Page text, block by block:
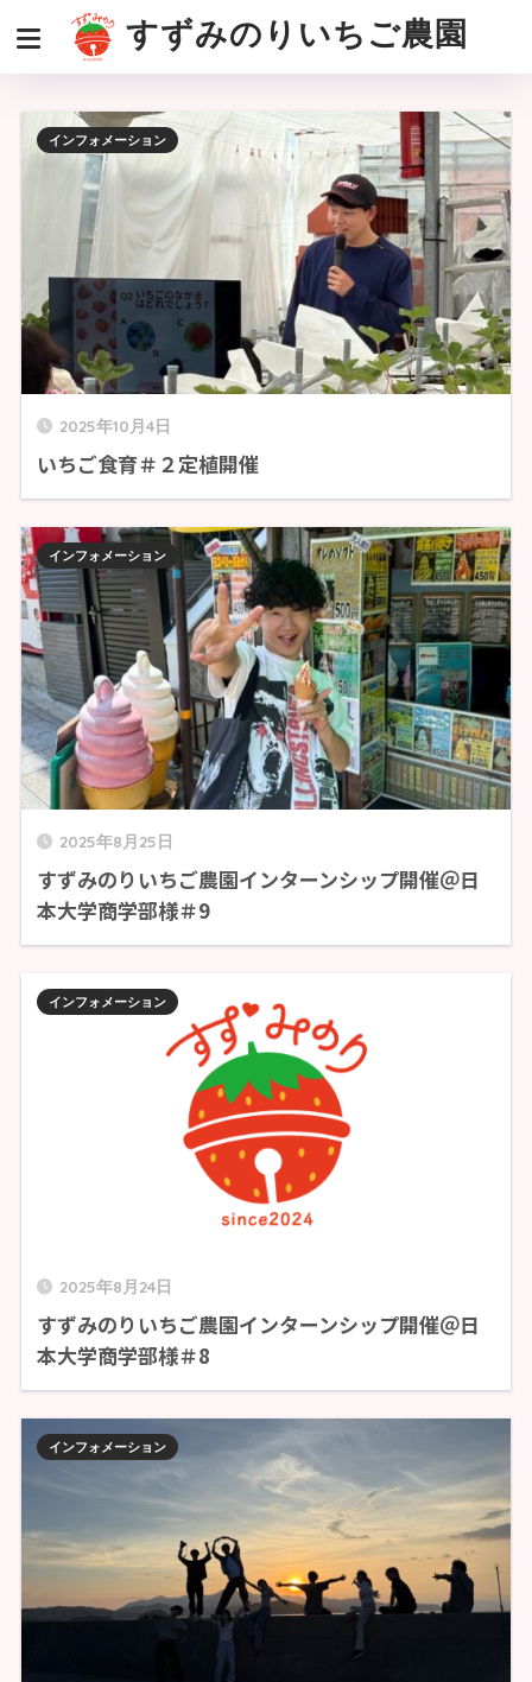
すずみのりいちご農園
2025年10月4日
いちご食育＃２定植開催
インフォメーション
2025年8月25日
すずみのりいちご農園インターンシップ開催＠日
本大学商学部様＃9
インフォメーション
2025年8月24日
すずみのりいちご農園インターンシップ開催＠日
本大学商学部様＃8
インフォメーション
インフォメーション